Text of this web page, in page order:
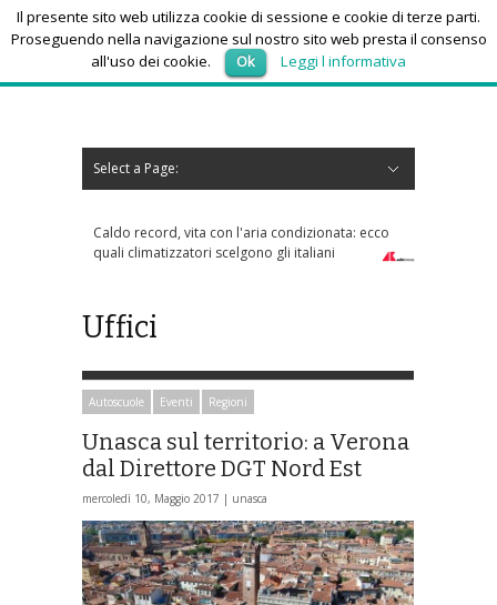
venerdì 7, Agosto 2026
Select a Page:
Caldo record, vita con l'aria condizionata: ecco
quali climatizzatori scelgono gli italiani
Uffici
Autoscuole Eventi Regioni
Unasca sul territorio: a Verona
dal Direttore DGT Nord Est
mercoledì 10, Maggio 2017 | unasca
Il presente sito web utilizza cookie di sessione e cookie di terze parti.
Proseguendo nella navigazione sul nostro sito web presta il consenso
all'uso dei cookie.
Ok Leggi l informativa